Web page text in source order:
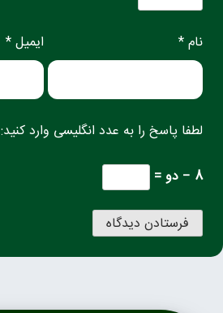
نام * ایمیل *
لطفا پاسخ را به عدد انگلیسی وارد کنید:
8 − دو =